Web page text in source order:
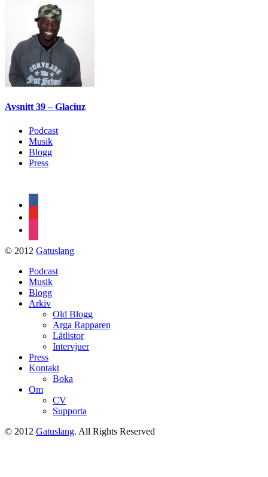
Avsnitt 39 – Glaciuz
Podcast
Musik
Blogg
Press
© 2012 Gatuslang
Podcast
Musik
Blogg
Arkiv
Old Blogg
Arga Rapparen
Låtlistor
Intervjuer
Press
Kontakt
Boka
Om
CV
Supporta
© 2012 Gatuslang. All Rights Reserved